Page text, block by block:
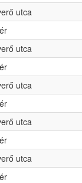
utca
utca
utca
utca
utca